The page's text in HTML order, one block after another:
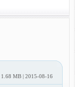
1.68 MB | 2015-08-16